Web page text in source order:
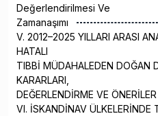
Değerlendirilmesi Ve
Zamanaşımı
V. 2012–2025 YILLARI ARASI
HATALI
TIBBİ MÜDAHALEDEN DOĞAN
KARARLARI,
DEĞERLENDİRME VE ÖNERİLER
VI. İSKANDİNAV ÜLKELERİNDE